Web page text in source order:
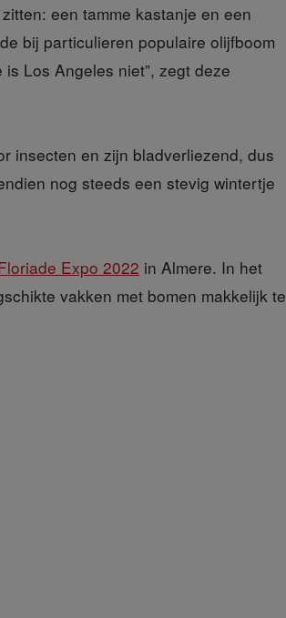
een tamme kastanje en een
bij particulieren populaire olijfboom
Los Angeles niet”, zegt deze
insecten en zijn bladverliezend, dus
nog steeds een stevig wintertje
Expo 2022 in Almere. In het
vakken met bomen makkelijk te